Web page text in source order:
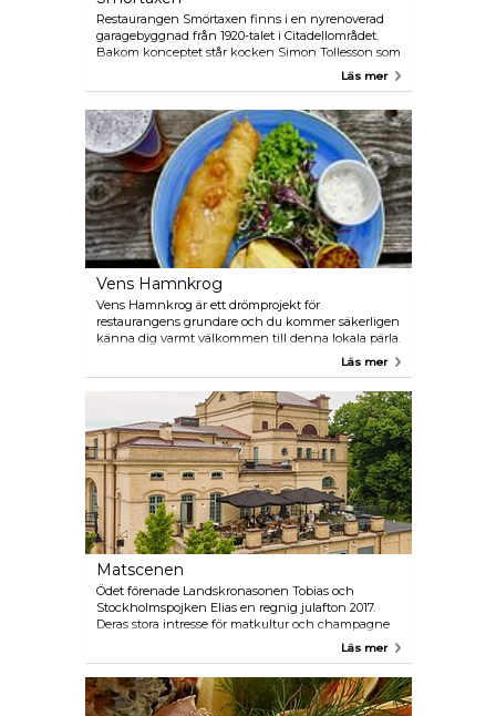
Restaurangen Smörtaxen finns i en nyrenoverad
garagebyggnad från 1920-talet i Citadellområdet.
Bakom konceptet står kocken Simon Tollesson som
tidigare arbetat på Guide Michelin-restaurangen
en intim och rolig matupplevelse med råvaran och
gästen i centrum. Varför namnet Smörtaxen? Tja,
det är en liten dukningsdetalj i form av en hund
som du kan luta smörkniven mot. I restaurangen
hittar du en på varje bord.
Läs mer
Vens Hamnkrog
Vens Hamnkrog är ett drömprojekt för
restaurangens grundare och du kommer säkerligen
känna dig varmt välkommen till denna lokala pärla.
Prova deras klassiska fish and chips eller välj den
urval av viner och goda ölsorter!
Läs mer
Matscenen
Ödet förenade Landskronasonen Tobias och
Stockholmspojken Elias en regnig julafton 2017.
Deras stora intresse för matkultur och champagne
lade grunden till deras gemensamma projekt:
kreativitet söker de perfektion i en enkelhetens
process där smakerna befrias och råvaran visar upp
sin bästa sida.
Läs mer